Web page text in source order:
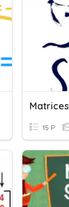
Matrices
15 P